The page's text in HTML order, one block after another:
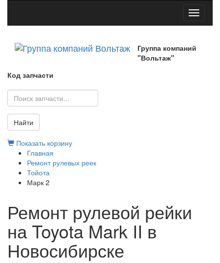
Toggle
Группа компаний
"Вольтаж"
Код запчасти
Найти
Показать корзину
Главная
Ремонт рулевых реек
Тойота
Марк 2
Ремонт рулевой рейки
на Toyota Mark II в
Новосибирске